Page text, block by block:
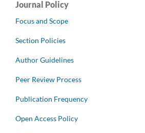
Journal Policy
Focus and Scope
Section Policies
Author Guidelines
Peer Review Process
Publication Frequency
Open Access Policy